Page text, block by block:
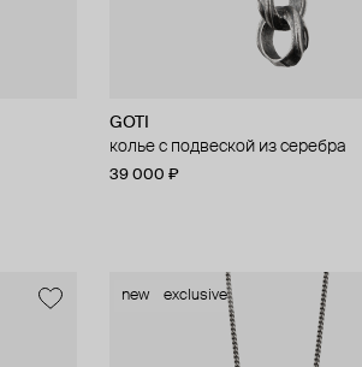
GOTI
колье с подвеской из серебра
39 000 ₽
new exclusive